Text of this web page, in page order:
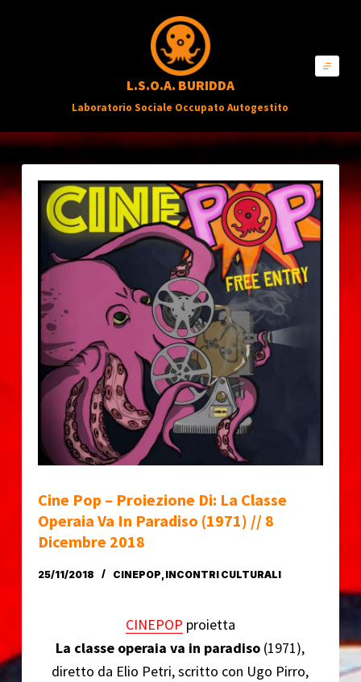
a
c
o
L.S.O.A. BURIDDA
Laboratorio Sociale Occupato Autogestito
Cine Pop – Proiezione Di: La Classe
Operaia Va In Paradiso (1971) // 8
Dicembre 2018
25/11/2018 CINEPOP,INCONTRI CULTURALI
CINEPOP proietta
La classe operaia va in paradiso (1971),
diretto da Elio Petri, scritto con Ugo Pirro,